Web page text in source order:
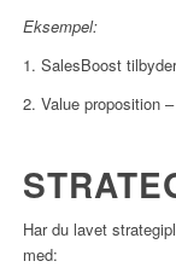
Eksempel:
1. SalesBoost
2. Value proposition
Har du lavet
med: